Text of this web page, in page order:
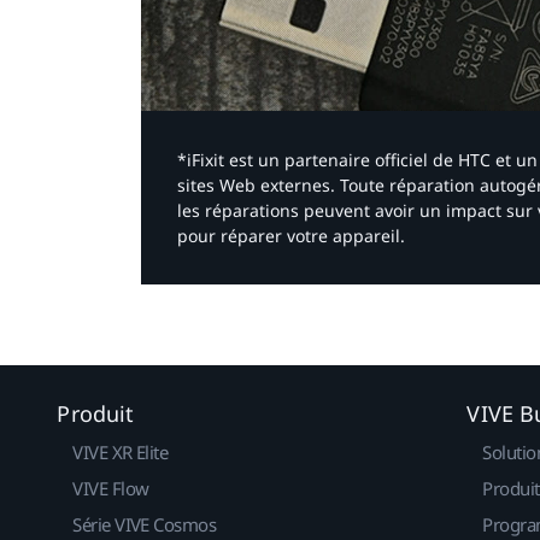
*iFixit est un partenaire officiel de HTC et
sites Web externes. Toute réparation
les réparations peuvent avoir un impact
pour réparer votre appareil.​
Produit
VIVE XR Elite
VIVE Flow
Série VIVE Cosmos
VIVE